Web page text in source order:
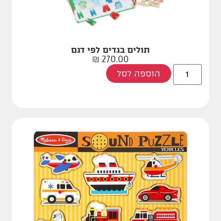
תולים בגדים לפי דגם
270.00
₪
הוספה לסל